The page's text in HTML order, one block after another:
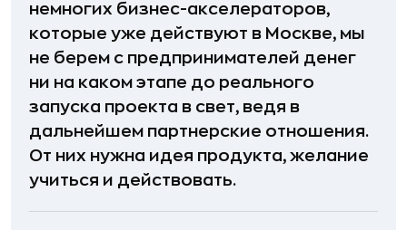
немногих бизнес-акселераторов,
которые уже действуют в Москве, мы
не берем с предпринимателей денег
ни на каком этапе до реального
запуска проекта в свет, ведя в
дальнейшем партнерские отношения.
От них нужна идея продукта, желание
учиться и действовать.